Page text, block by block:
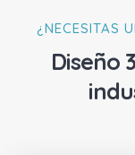
¿NECESITAS
Diseño